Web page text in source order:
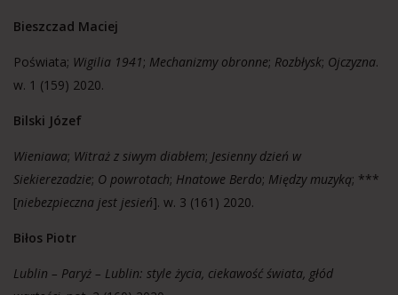
Bieszczad Maciej
Poświata; Wigilia 1941; Mechanizmy obronne; Rozbłysk; Ojczyzna.
w. 1 (159) 2020.
Bilski Józef
Wieniawa; Witraż z siwym diabłem; Jesienny dzień w
Siekierezadzie; O powrotach; Hnatowe Berdo; Między muzyką; ***
[niebezpieczna jest jesień]. w. 3 (161) 2020.
Biłos Piotr
Lublin – Paryż – Lublin: style życia, ciekawość świata, głód